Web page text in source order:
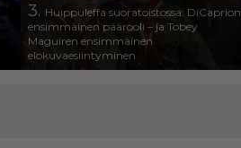
3. Huippuleffa suoratoistossa: DiCaprion
ensimmäinen päärooli – ja Tobey
Maguiren ensimmäinen
elokuvaesiintyminen